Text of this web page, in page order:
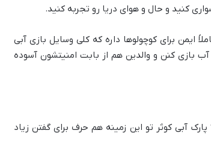
کنید و حال و هوای دریا رو تجربه کنید.
ایمن برای کوچولوها داره که کلی وسایل بازی آبی
بازی کنن و والدین هم از بابت امنیتشون آسوده
آبی کوثر تو این زمینه هم حرف برای گفتن زیاد